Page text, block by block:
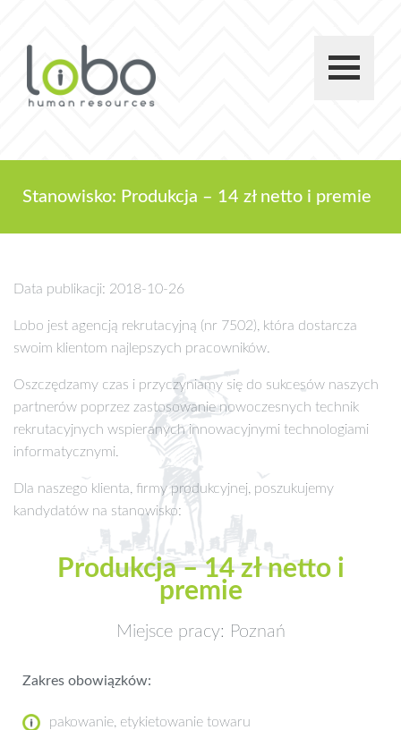
Stanowisko: Produkcja – 14 zł netto i premie
Data publikacji: 2018-10-26
Lobo jest agencją rekrutacyjną (nr 7502), która dostarcza
swoim klientom najlepszych pracowników.
Oszczędzamy czas i przyczyniamy się do sukcesów naszych
partnerów poprzez zastosowanie nowoczesnych technik
rekrutacyjnych wspieranych innowacyjnymi technologiami
informatycznymi.
Dla naszego klienta, firmy produkcyjnej, poszukujemy
kandydatów na stanowisko:
Produkcja – 14 zł netto i
premie
Miejsce pracy: Poznań
Zakres obowiązków:
pakowanie, etykietowanie towaru